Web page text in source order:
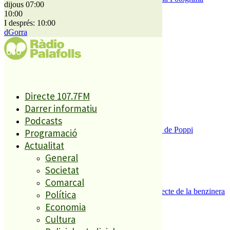
dijous 07:00
10:00
I després: 10:00
dGorra
Directe 107.7FM
Darrer informatiu
Podcasts
Programació
Actualitat
General
Societat
Comarcal
Política
Economia
Cultura
El més llegit
1
Enxampat l’autor de les pintades a la plaça de Poppi
3
Es presenten 17 al·legacions contra el projecte de la benzinera
del carrer Passada